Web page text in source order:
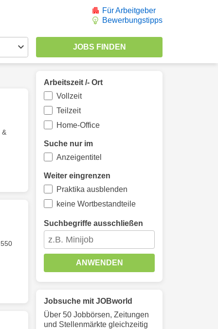
Für Arbeitgeber
Bewerbungstipps
&
Arbeitszeit /- Ort
Vollzeit
Teilzeit
Home-Office
Suche nur im
Anzeigentitel
Weiter eingrenzen
Praktika ausblenden
keine Wortbestandteile
Suchbegriffe ausschließen
ANWENDEN
Jobsuche mit JOBworld
Über 50 Jobbörsen, Zeitungen
und Stellenmärkte gleichzeitig